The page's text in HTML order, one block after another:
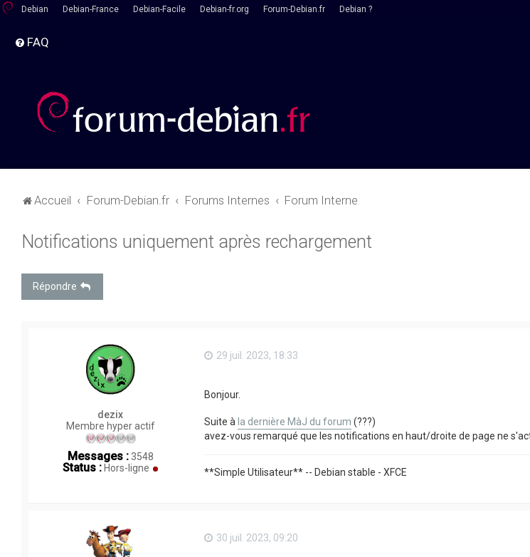
Debian Debian-France Debian-Facile Debian-fr.org Forum-Debian.fr Debian ?
FAQ
Accueil Forum-Debian.fr Forums Internes Forum Interne
Notifications uniquement après rechargement
Répondre
dezix
Membre hyper actif
Messages :3548
Status : Hors-ligne
29 juil. 2023, 18:33
Bonjour.
Suite à la dernière MàJ du forum (???)
avez-vous remarqué que les notifications en haut/droite de page ne
**Simple Utilisateur** -- Debian stable - XFCE
30 juil. 2023, 09:20